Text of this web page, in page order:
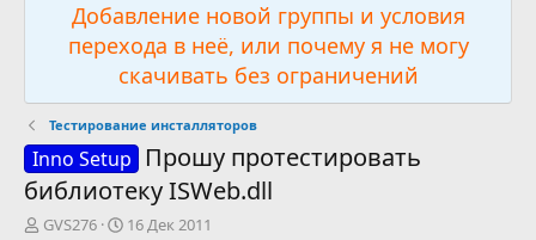
Добавление новой группы и условия
перехода в неё, или почему я не могу
скачивать без ограничений
Тестирование инсталляторов
Inno Setup
Прошу протестировать
библиотеку ISWeb.dll
А
GVS276
Д
16 Дек 2011